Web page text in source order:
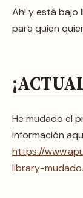
Ah! y está bajo
para quien
He mudado el
información
https://
library-